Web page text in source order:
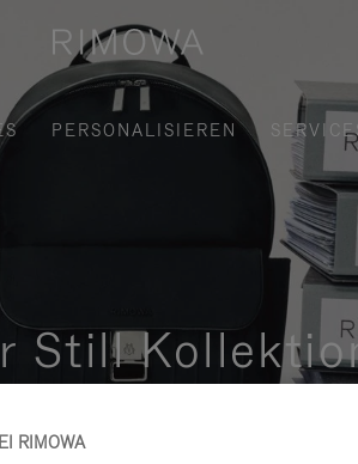
PERSONALISIEREN
Still
für das tägliche Pendeln in der
RIMOWA